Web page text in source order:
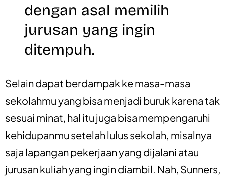
dengan asal memilih
jurusan yang ingin
ditempuh.
Selain dapat berdampak ke masa-masa
sekolahmu yang bisa menjadi buruk karena tak
sesuai minat, hal itu juga bisa mempengaruhi
kehidupanmu setelah lulus sekolah, misalnya
saja lapangan pekerjaan yang dijalani atau
jurusan kuliah yang ingin diambil. Nah, Sunners,